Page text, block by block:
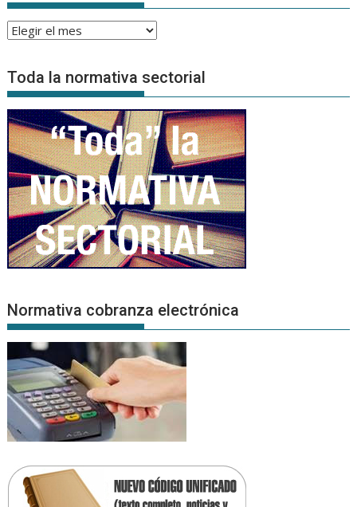
Archivo
Noticias
Toda la normativa sectorial
Normativa cobranza electrónica